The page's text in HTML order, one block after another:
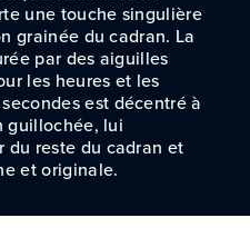
une touche singulière
grainée du cadran. La
par des aiguilles
les heures et les
est décentré à
guillochée, lui
du reste du cadran et
et originale.